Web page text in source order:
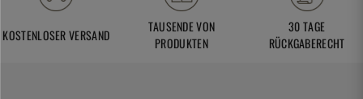
KOSTENLOSER VERSAND
TAUSENDE VON
PRODUKTEN
30 TAGE
RÜCKGABERECHT